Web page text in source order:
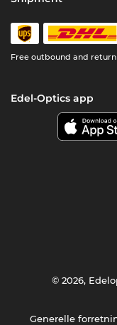
Free outbound and
Edel-Optics app
Generelle
© 2026,